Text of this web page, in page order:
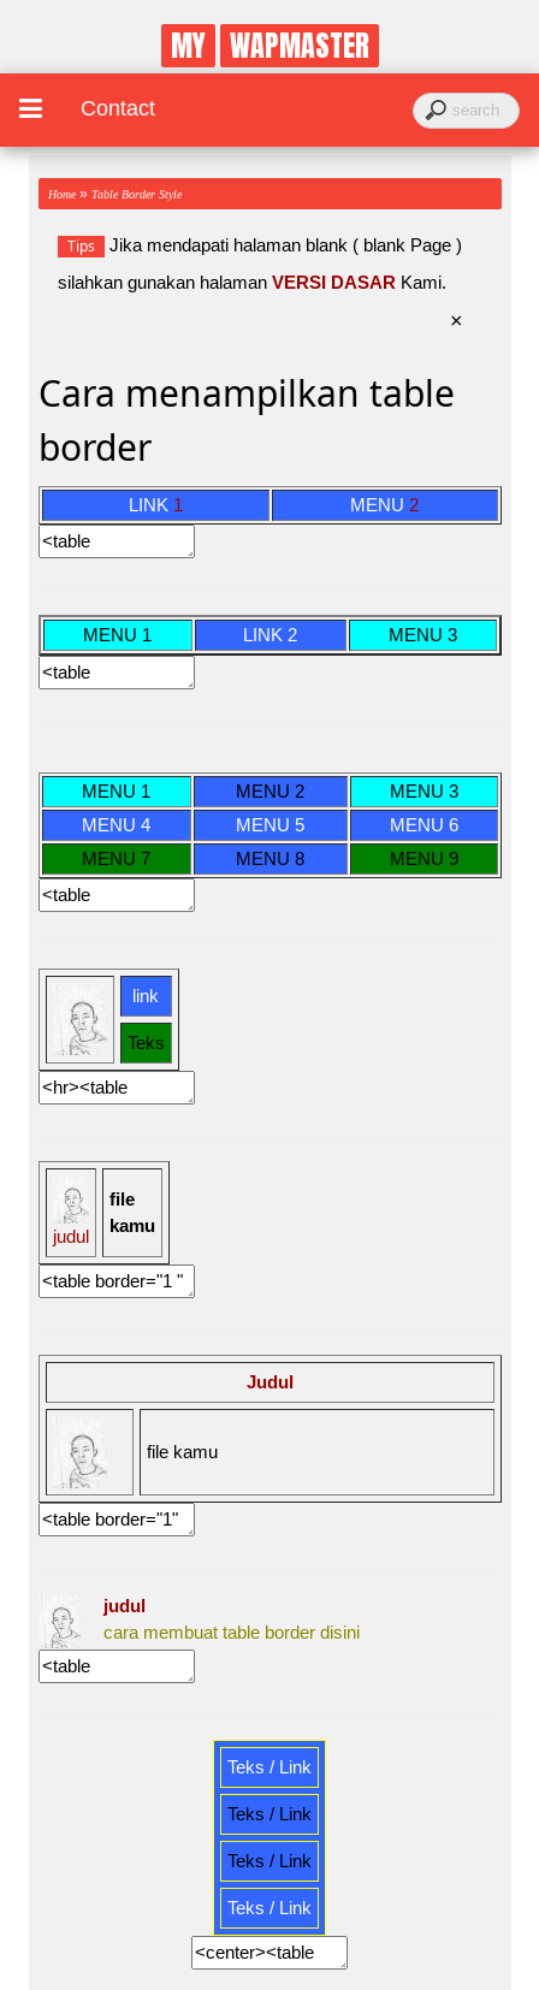
MY WAPMASTER
Contact
Home » Table Border Style
Tips
Jika mendapati halaman blank ( blank Page )
silahkan gunakan halaman VERSI DASAR Kami.
×
Cara menampilkan table
border
LINK 1 MENU 2
MENU 1 LINK 2 MENU 3
MENU 1 MENU 2
MENU 3
MENU 4
MENU 5
MENU 6
MENU 7
MENU 8 MENU 9
link
Teks
judul
file
kamu
Judul
file kamu
judul
cara membuat table border disini
Teks / Link
Teks / Link
Teks / Link
Teks / Link